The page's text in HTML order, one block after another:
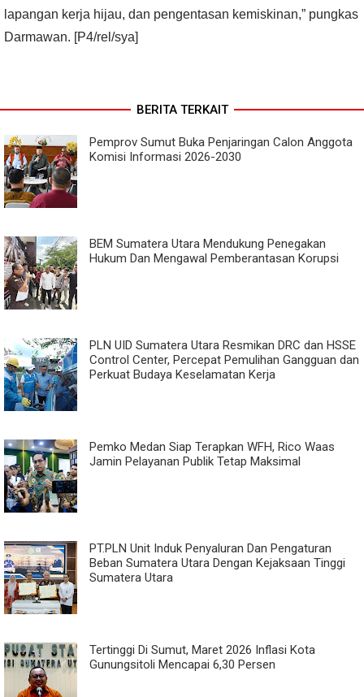
lapangan kerja hijau, dan pengentasan kemiskinan,” pungkas
Darmawan. [P4/rel/sya]
BERITA TERKAIT
Pemprov Sumut Buka Penjaringan Calon Anggota
Komisi Informasi 2026-2030
BEM Sumatera Utara Mendukung Penegakan
Hukum Dan Mengawal Pemberantasan Korupsi
PLN UID Sumatera Utara Resmikan DRC dan HSSE
Control Center, Percepat Pemulihan Gangguan dan
Perkuat Budaya Keselamatan Kerja
Pemko Medan Siap Terapkan WFH, Rico Waas
Jamin Pelayanan Publik Tetap Maksimal
PT.PLN Unit Induk Penyaluran Dan Pengaturan
Beban Sumatera Utara Dengan Kejaksaan Tinggi
Sumatera Utara
Tertinggi Di Sumut, Maret 2026 Inflasi Kota
Gunungsitoli Mencapai 6,30 Persen